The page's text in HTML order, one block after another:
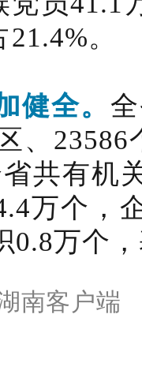
。
健全。
、
共有机
万个，
0.8万个
南客户端